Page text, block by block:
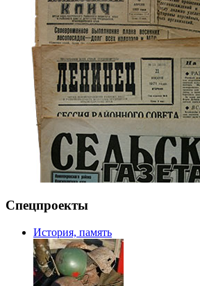
Спецпроекты
История, память